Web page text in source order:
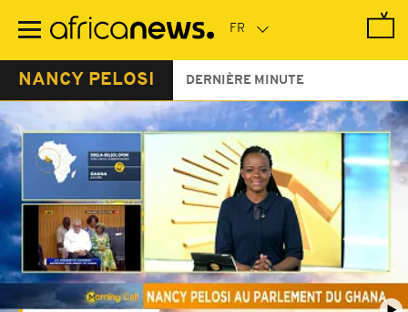
contenu
NANCY PELOSI DERNIÈRE MINUTE